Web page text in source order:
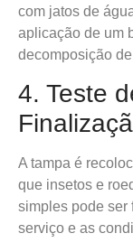
com jatos de
aplicação de um
decomposição
4. Teste
A tampa é
que insetos e
simples pode ser
serviço e as